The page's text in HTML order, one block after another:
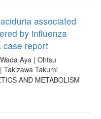
associated
by influenza
case report
Aya | Ohtsu
Takizawa Takumi
AND METABOLISM